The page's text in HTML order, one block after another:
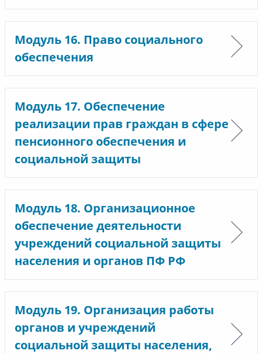
Модуль 16. Право социального
обеспечения
Модуль 17. Обеспечение
реализации прав граждан в сфере
пенсионного обеспечения и
социальной защиты
Модуль 18. Организационное
обеспечение деятельности
учреждений социальной защиты
населения и органов ПФ РФ
Модуль 19. Организация работы
органов и учреждений
социальной защиты населения,